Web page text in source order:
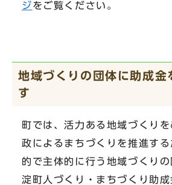
ジをご覧ください。
地域づくりの団体に助成金
す
町では、活力ある地域づくり
政によるまちづくりを推進す
的で主体的に行う地域づくり
淀町人づくり・まちづくり助